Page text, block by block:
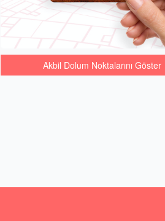
Akbil Dolum Noktalarını Göster